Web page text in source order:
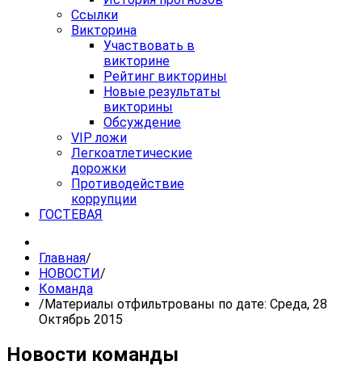
Ссылки
Викторина
Участвовать в
викторине
Рейтинг викторины
Новые результаты
викторины
Обсуждение
VIP ложи
Легкоатлетические
дорожки
Противодействие
коррупции
ГОСТЕВАЯ
Главная/
НОВОСТИ/
Команда
/ Материалы отфильтрованы по дате: Среда, 28
Октябрь 2015
Новости команды